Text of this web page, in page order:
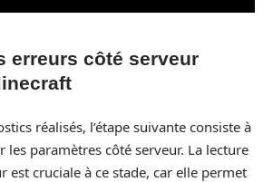
erreurs côté serveur
réalisés, l’étape suivante consiste à
les paramètres côté serveur. La lecture
est cruciale à ce stade, car elle permet